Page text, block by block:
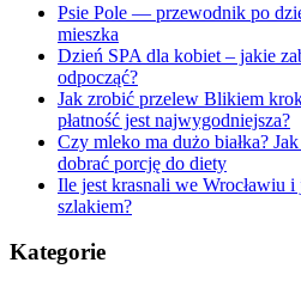
Psie Pole — przewodnik po
mieszka
Dzień SPA dla kobiet – jakie
odpocząć?
Jak zrobić przelew Blikiem
płatność jest najwygodniejsza?
Czy mleko ma dużo białka?
dobrać porcję do diety
Ile jest krasnali we Wrocławiu
szlakiem?
Kategorie